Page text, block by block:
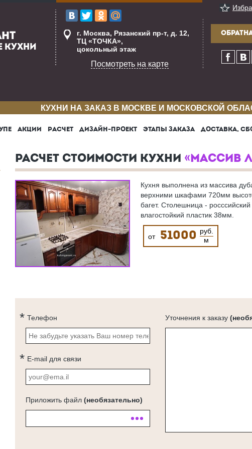
КУХНИ
г. Москва, Рязанский пр-т, д. 12,
ТЦ «ТОЧКА»,
цокольный этаж
Посмотреть на карте
КУХНИ НА ЗАКАЗ В МОСКВЕ И МОСКОВСКОЙ
АКЦИИ РАСЧЕТ ДИЗАЙН-ПРОЕКТ ЭТАПЫ ЗАКАЗА ДОСТАВКА,
РАСЧЕТ СТОИМОСТИ КУХНИ «МАССИВ
Кухня выполнена из массива
верхними шкафами 720мм
багет. Столешница - росссийский
влагостойкий пластик 38мм.
от 51000 руб.
м
Телефон
E-mail для связи
Приложить файл (необязательно)
Уточнения к заказу